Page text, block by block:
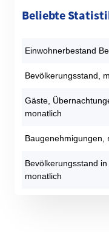
Beliebte
Einwohnerbestand
Bevölkerungsstand,
Gäste,
monatlich
Baugenehmigungen,
Bevölkerungsstand
monatlich